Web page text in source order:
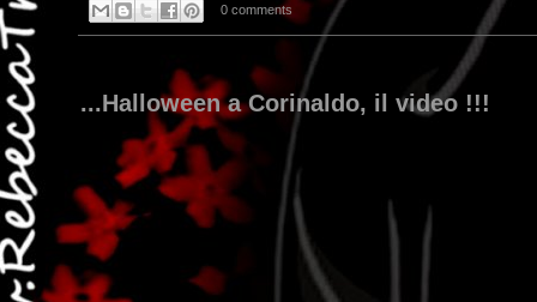
0 comments
...Halloween a Corinaldo, il video !!!